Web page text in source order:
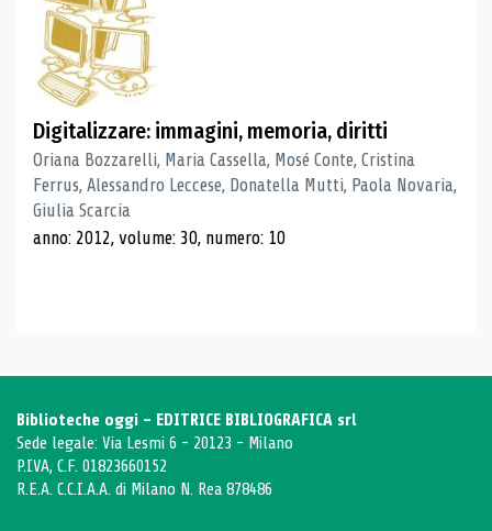
Digitalizzare: immagini, memoria, diritti
Oriana Bozzarelli, Maria Cassella, Mosé Conte, Cristina
Ferrus, Alessandro Leccese, Donatella Mutti, Paola Novaria,
Giulia Scarcia
anno: 2012, volume: 30, numero: 10
Biblioteche oggi - EDITRICE BIBLIOGRAFICA srl
Sede legale: Via Lesmi 6 - 20123 - Milano
P.IVA, C.F. 01823660152
R.E.A. C.C.I.A.A. di Milano N. Rea 878486